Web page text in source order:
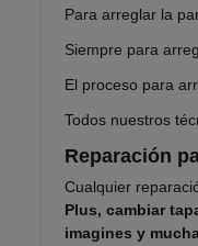
Para arreglar la
Siempre para
El proceso para
Todos nuestros
Reparación
Cualquier
Plus, cambiar
imagines y